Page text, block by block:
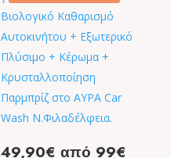
49,90€ από 99€